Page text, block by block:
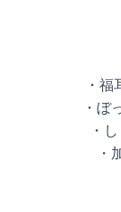
・
・
・
・